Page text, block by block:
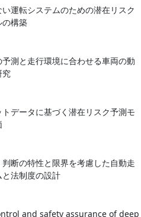
運転システムのための潜在リスク
の構築
測と走行環境に合わせる車両の動
究
トデータに基づく潜在リスク予測モ
判断の特性と限界を考慮した自動走
法制度の設計
and safety assurance of deep